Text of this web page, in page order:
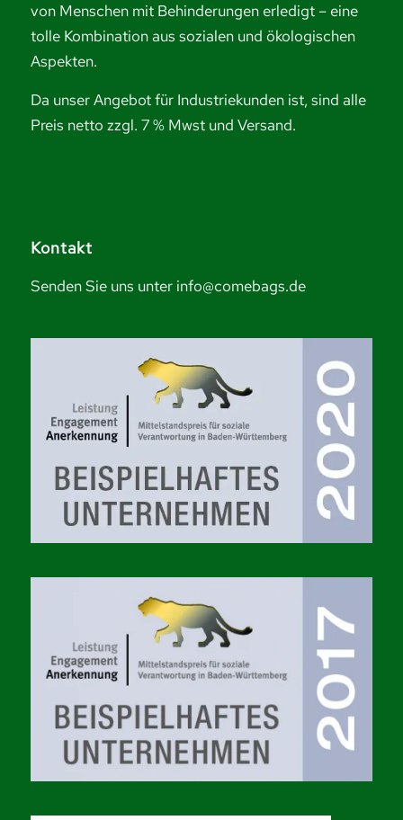
von Menschen mit Behinderungen erledigt – eine
tolle Kombination aus sozialen und ökologischen
Aspekten.
Da unser Angebot für Industriekunden ist, sind alle
Preis netto zzgl. 7 % Mwst und Versand.
Kontakt
Senden Sie uns unter info@comebags.de